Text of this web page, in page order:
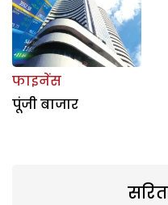
फाइनेंस
पूंजी बाजार